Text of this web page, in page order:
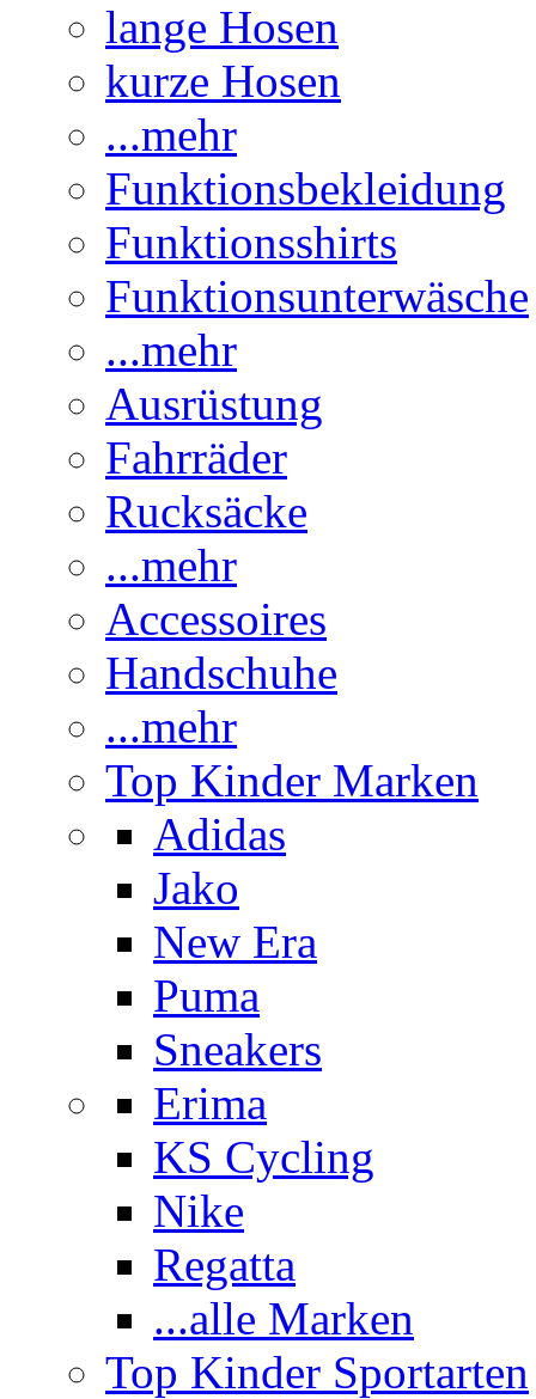
lange Hosen
kurze Hosen
...mehr
Funktionsbekleidung
Funktionsshirts
Funktionsunterwäsche
...mehr
Ausrüstung
Fahrräder
Rucksäcke
...mehr
Accessoires
Handschuhe
...mehr
Top Kinder Marken
Adidas
Jako
New Era
Puma
Sneakers
Erima
KS Cycling
Nike
Regatta
...alle Marken
Top Kinder Sportarten